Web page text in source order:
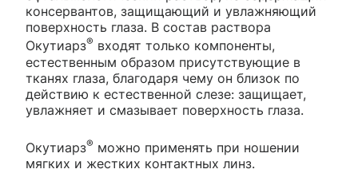
консервантов, защищающий и увлажняющий
поверхность глаза. В состав раствора
Окутиарз® входят только компоненты,
естественным образом присутствующие в
тканях глаза, благодаря чему он близок по
действию к естественной слезе: защищает,
увлажняет и смазывает поверхность глаза.
Окутиарз® можно применять при ношении
мягких и жестких контактных линз.